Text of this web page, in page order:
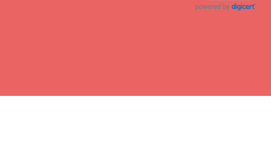
あり)
花キューピット×専門家
CO2排出量削減 / SDGsを考える